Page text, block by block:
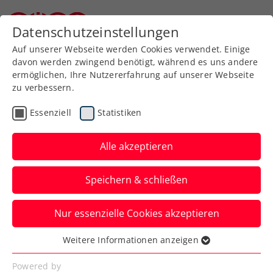
Zurück zur Newsübersicht
Davis Cup
Davis Cup: Ofner muss
für Länderkampf in
Ungarn absagen
Das KURIER Austria Davis Cup Team muss
ohne den Steirer auskommen, der eine
Pause benötigt.
Verfasst von: Presseaussendung / Redaktion, 27.08.2025
Datenschutzeinstellungen
Auf unserer Webseite werden Cookies verwendet. Einige
davon werden zwingend benötigt, während es uns andere
ermöglichen, Ihre Nutzererfahrung auf unserer Webseite
zu verbessern.
Essenziell Statistiken
Alle akzeptieren
Speichern & schließen
Nur essenzielle Cookies akzeptieren
Essenziell
Essenzielle Cookies werden für grundlegende
Weitere Informationen anzeigen
Powered by